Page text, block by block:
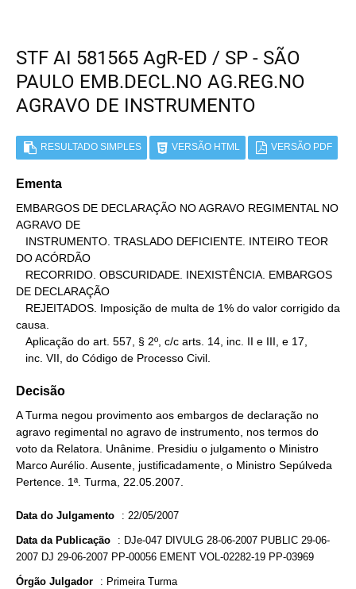
STF AI 581565 AgR-ED / SP - SÃO
PAULO EMB.DECL.NO AG.REG.NO
AGRAVO DE INSTRUMENTO
RESULTADO SIMPLES VERSÃO HTML VERSÃO PDF
Ementa
EMBARGOS DE DECLARAÇÃO NO AGRAVO REGIMENTAL NO
AGRAVO DE
DO ACÓRDÃO
DE DECLARAÇÃO
causa.
   inc. VII, do Código de Processo Civil.
Decisão
A Turma negou provimento aos embargos de declaração no
agravo regimental no agravo de instrumento, nos termos do
voto da Relatora. Unânime. Presidiu o julgamento o Ministro
Marco Aurélio. Ausente, justificadamente, o Ministro Sepúlveda
Pertence. 1ª. Turma, 22.05.2007.
Data do Julgamento : 22/05/2007
Data da Publicação : DJe-047 DIVULG 28-06-2007 PUBLIC 29-06-
2007 DJ 29-06-2007 PP-00056 EMENT VOL-02282-19 PP-03969
Órgão Julgador : Primeira Turma